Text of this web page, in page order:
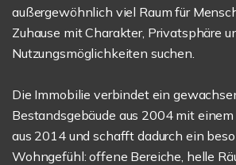
außergewöhnlich viel Raum für
Zuhause mit Charakter, Privatsphäre
Nutzungsmöglichkeiten suchen.
Die Immobilie verbindet ein
Bestandsgebäude aus 2004 mit
aus 2014 und schafft dadurch ein
Wohngefühl: offene Bereiche, helle